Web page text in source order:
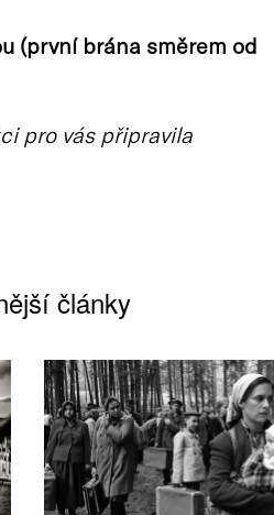
(první brána směrem od
pro vás připravila
články